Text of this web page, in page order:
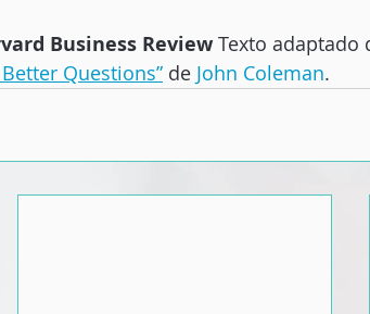
Business Review Texto adaptado
Questions” de John Coleman.